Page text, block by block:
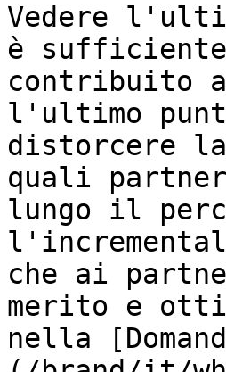
Vedere
è
contribuito
l'ultimo
distorcere
quali partner
lungo il
che ai
merito e
nella